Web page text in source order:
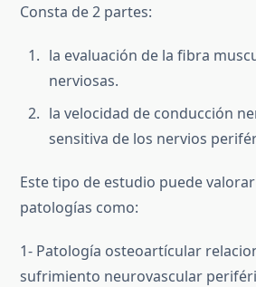
Consta de 2 partes:
la evaluación de la fibra
nerviosas.
la velocidad de conducción
sensitiva de los nervios
Este tipo de estudio puede
patologías como:
1- Patología osteoartícular
sufrimiento neurovascular